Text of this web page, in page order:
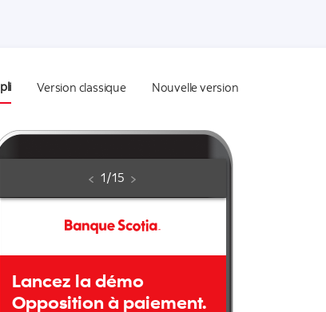
Version classique Nouvelle version